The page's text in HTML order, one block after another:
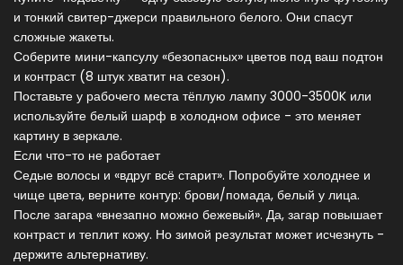
и тонкий свитер-джерси правильного белого. Они спасут
сложные жакеты.
Соберите мини-капсулу «безопасных» цветов под ваш подтон
и контраст (8 штук хватит на сезон).
Поставьте у рабочего места тёплую лампу 3000-3500K или
используйте белый шарф в холодном офисе - это меняет
картину в зеркале.
Если что-то не работает
Седые волосы и «вдруг всё старит». Попробуйте холоднее и
чище цвета, верните контур: брови/помада, белый у лица.
После загара «внезапно можно бежевый». Да, загар повышает
контраст и теплит кожу. Но зимой результат может исчезнуть -
держите альтернативу.